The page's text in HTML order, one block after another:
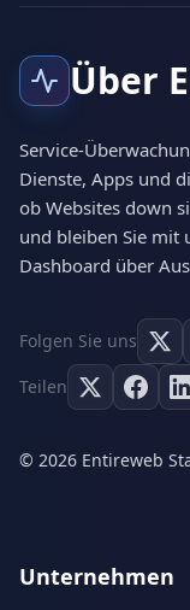
Über
Service-
Dienste, Apps und
ob Websites down
und bleiben Sie mit
Dashboard über
Folgen Sie uns
Teilen
© 2026 Entireweb
Unternehmen